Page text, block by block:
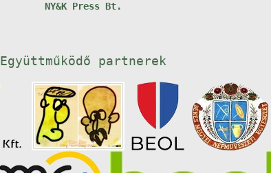
NY&K Press Bt.
Együttműködő partnerek